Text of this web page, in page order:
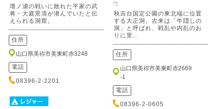
壇ノ浦の戦いに敗れた平家の武
将・大庭景清が潜んでいたと伝
えられる洞窟。
住所
山口県美祢市美東町赤3248
電話
08396-2-2201
ウ
秋吉台国定公園の東北端に位置
する大正洞。古来は「牛隠しの
洞」と呼ばれ、戦乱や内乱のお
りに里...
住所
山口県美祢市美東町赤2669
-1
電話
08396-2-0605